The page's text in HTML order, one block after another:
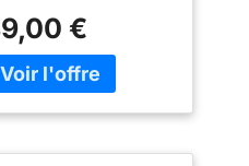
débutants créatifs
protection pour les
(14 points) 14
1 boutonnière en 4
€